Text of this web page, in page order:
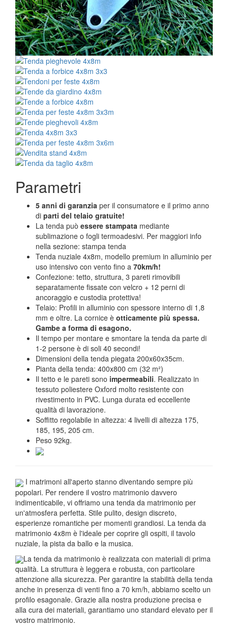
Parametri
5 anni di garanzia per il consumatore e il primo anno
di parti del telaio gratuite!
La tenda può essere stampata mediante
sublimazione o fogli termoadesivi. Per maggiori info
nella sezione: stampa tenda
Tenda nuziale 4x8m, modello premium in alluminio per
uso intensivo con vento fino a 70km/h!
Confezione: tetto, struttura, 3 pareti rimovibili
separatamente fissate con velcro + 12 perni di
ancoraggio e custodia protettiva!
Telaio: Profili in alluminio con spessore interno di 1,8
mm e oltre. La cornice è otticamente più spessa.
Gambe a forma di esagono.
Il tempo per montare e smontare la tenda da parte di
1-2 persone è di soli 40 secondi!
Dimensioni della tenda piegata 200x60x35cm.
Pianta della tenda: 400x800 cm (32 m²)
Il tetto e le pareti sono impermeabili. Realizzato in
tessuto poliestere Oxford molto resistente con
rivestimento in PVC. Lunga durata ed eccellente
qualità di lavorazione.
Soffitto regolabile in altezza: 4 livelli di altezza 175,
185, 195, 205 cm.
Peso 92kg.
I matrimoni all'aperto stanno diventando sempre più
popolari. Per rendere il vostro matrimonio davvero
indimenticabile, vi offriamo una tenda da matrimonio per
un'atmosfera perfetta. Stile pulito, design discreto,
esperienze romantiche per momenti grandiosi. La tenda da
matrimonio 4x8m è l'ideale per coprire gli ospiti, il tavolo
nuziale, la pista da ballo e la musica.
La tenda da matrimonio è realizzata con materiali di prima
qualità. La struttura è leggera e robusta, con particolare
attenzione alla sicurezza. Per garantire la stabilità della tenda
anche in presenza di venti fino a 70 km/h, abbiamo scelto un
profilo esagonale. Grazie alla nostra produzione precisa e
alla cura dei materiali, garantiamo uno standard elevato per il
vostro matrimonio.